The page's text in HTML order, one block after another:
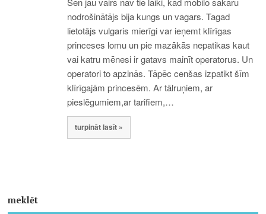
nodrošinātājs bija kungs un vagars. Tagad
lietotājs vulgaris mierīgi var ieņemt klīrīgas
princeses lomu un pie mazākās nepatikas kaut
vai katru mēnesi ir gatavs mainīt operatorus. Un
operatori to apzinās. Tāpēc cenšas izpatikt šīm
klīrīgajām princesēm. Ar tālruņiem, ar
pieslēgumiem,ar tarifiem,…
turpināt lasīt »
meklēt